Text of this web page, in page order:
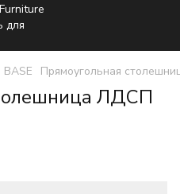
Прямоугольная
ЛДСП